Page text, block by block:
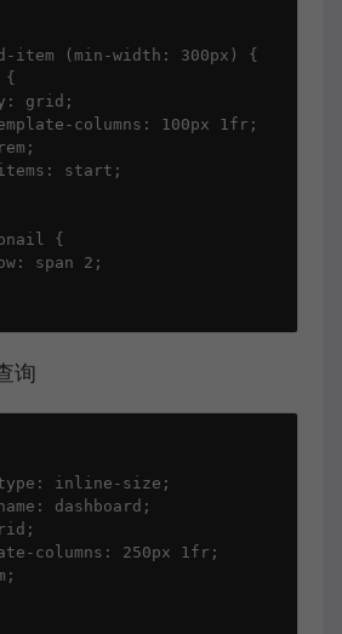
item (min-width: 300px) {
grid;
columns: 100px 1fr;
start;
{
span 2;
询
inline-size;
dashboard;
columns: 250px 1fr;